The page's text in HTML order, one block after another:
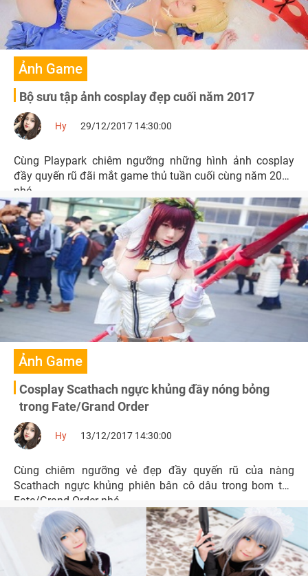
Ảnh Game
Bộ sưu tập ảnh cosplay đẹp cuối năm 2017
Hy 29/12/2017 14:30:00
Cùng Playpark chiêm ngưỡng những hình ảnh cosplay
đầy quyến rũ đãi mắt game thủ tuần cuối cùng năm 2017
nhé.
Ảnh Game
Cosplay Scathach ngực khủng đầy nóng bỏng
trong Fate/Grand Order
Hy 13/12/2017 14:30:00
Cùng chiêm ngưỡng vẻ đẹp đầy quyến rũ của nàng
Scathach ngực khủng phiên bân cô dâu trong bom tấn
Fate/Grand Order nhé.